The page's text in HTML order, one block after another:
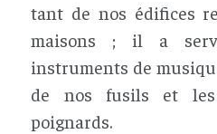
tant de nos édifices
maisons ; il a
instruments de
de nos fusils et les
poignards.